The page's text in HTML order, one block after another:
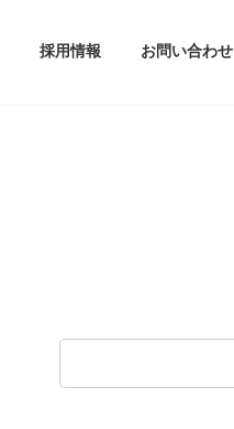
採用情報 お問い合わせ
検